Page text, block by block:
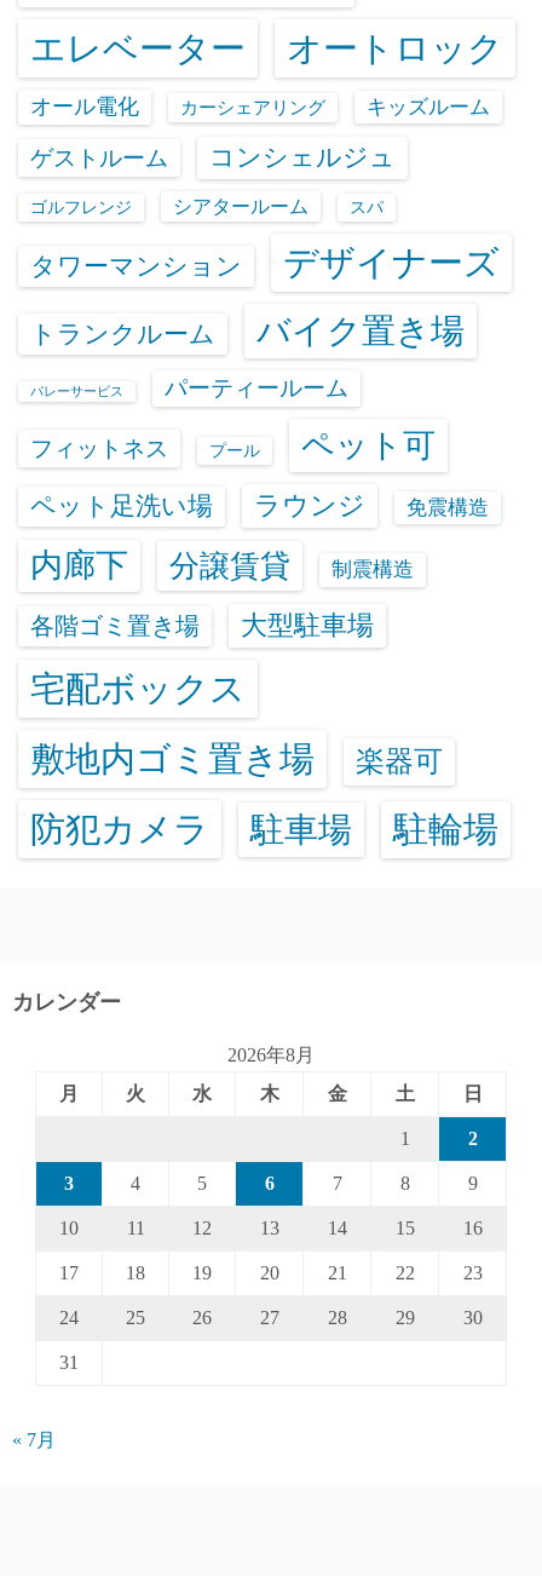
エレベーター オートロック
オール電化 カーシェアリング キッズルーム
ゲストルーム コンシェルジュ
ゴルフレンジ シアタールーム スパ
タワーマンション デザイナーズ
トランクルーム バイク置き場
バレーサービス パーティールーム
フィットネス プール ペット可
ペット足洗い場 ラウンジ 免震構造
内廊下 分譲賃貸 制震構造
各階ゴミ置き場 大型駐車場
宅配ボックス
敷地内ゴミ置き場
楽器可
防犯カメラ 駐車場 駐輪場
カレンダー
2026年8月
月
火 水 木 金 土 日
1 2
3 4 5 6 7 8 9
10 11 12 13 14 15 16
17 18 19 20 21 22 23
24 25 26 27 28 29 30
31
« 7月